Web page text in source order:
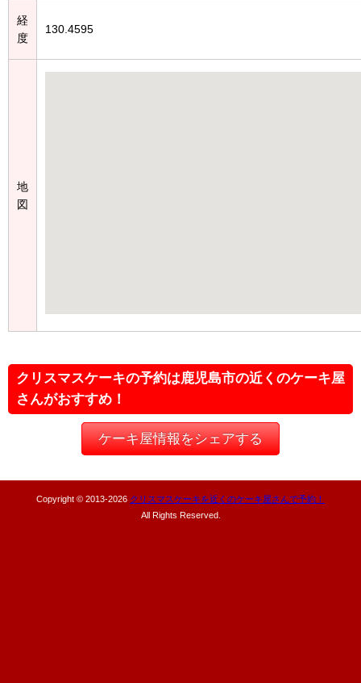
経
度
130.4595
地
図
クリスマスケーキの予約は鹿児島市の近くのケーキ屋
さんがおすすめ！
ケーキ屋情報をシェアする
Copyright © 2013-2026 クリスマスケーキを近くのケーキ屋さんで予約！
All Rights Reserved.